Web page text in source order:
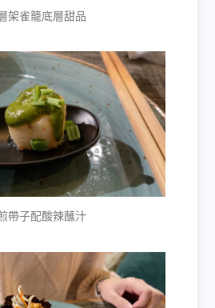
架雀籠底層甜品
帶子配酸辣蘸汁